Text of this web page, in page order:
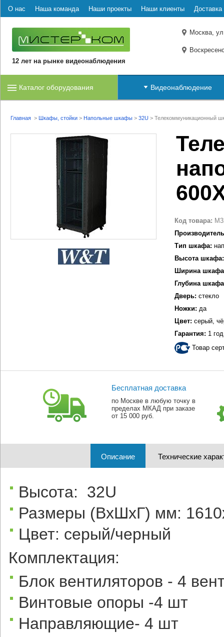
О нас Наша команда Наши проекты Наши клиенты Доставка
12 лет на рынке видеонаблюдения
Москва,
Каталог оборудования Видеонаблюдение
Главная > Шкафы, стойки > Напольные шкафы > 32U > Телекоммуникационный
Код товара:
Тип шкафа:
Высота шкафа:
Ширина
Глубина
Дверь: стекло
Ножки: да
Цвет: серый,
Гарантия: 1 год
Товар
Бесплатная доставка
по Москве в любую точку в
пределах МКАД при заказе
от 15 000 руб.
Описание Технические
Высота: 32U
Размеры (ВхШхГ) мм:
Цвет: серый/черный
Комплектация:
Блок вентиляторов - 4
Винтовые опоры -4 шт
Направляющие- 4 шт